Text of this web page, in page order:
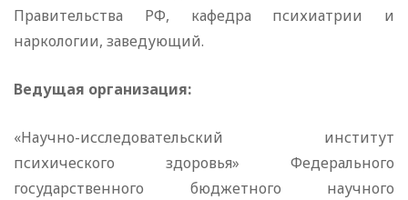
Правительства РФ, кафедра психиатрии и
наркологии, заведующий.
Ведущая организация:
«Научно-исследовательский институт
психического здоровья» Федерального
государственного бюджетного научного